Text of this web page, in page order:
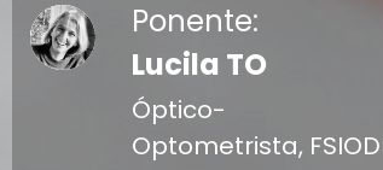
Ponente:
Lucila TO
Óptico-
Optometrista,